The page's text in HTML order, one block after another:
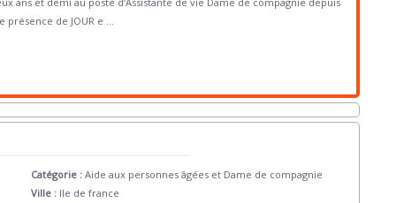
présence de JOUR e
Catégorie : Aide aux personnes âgées et Dame de compagnie
Ville : Ile de france